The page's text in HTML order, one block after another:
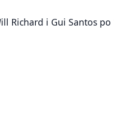
Richard i Gui Santos po